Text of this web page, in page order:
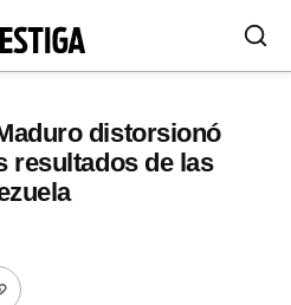
distorsionó
resultados de las